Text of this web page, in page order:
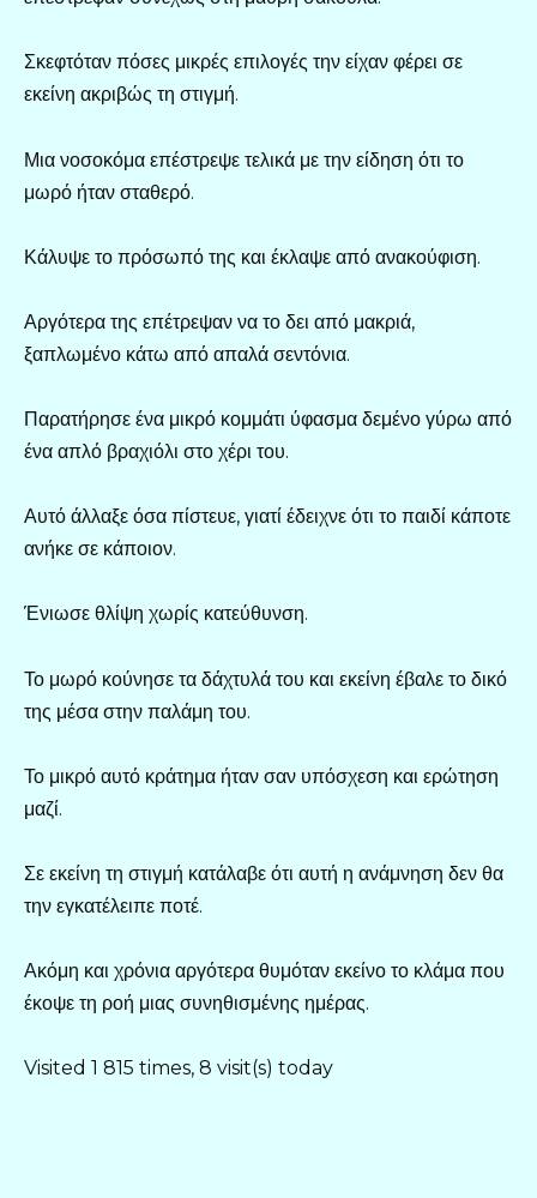
Σκεφτόταν πόσες μικρές επιλογές την είχαν φέρει σε
εκείνη ακριβώς τη στιγμή.
Μια νοσοκόμα επέστρεψε τελικά με την είδηση ότι το
μωρό ήταν σταθερό.
Κάλυψε το πρόσωπό της και έκλαψε από ανακούφιση.
Αργότερα της επέτρεψαν να το δει από μακριά,
ξαπλωμένο κάτω από απαλά σεντόνια.
Παρατήρησε ένα μικρό κομμάτι ύφασμα δεμένο γύρω από
ένα απλό βραχιόλι στο χέρι του.
Αυτό άλλαξε όσα πίστευε, γιατί έδειχνε ότι το παιδί κάποτε
ανήκε σε κάποιον.
Ένιωσε θλίψη χωρίς κατεύθυνση.
Το μωρό κούνησε τα δάχτυλά του και εκείνη έβαλε το δικό
της μέσα στην παλάμη του.
Το μικρό αυτό κράτημα ήταν σαν υπόσχεση και ερώτηση
μαζί.
Σε εκείνη τη στιγμή κατάλαβε ότι αυτή η ανάμνηση δεν θα
την εγκατέλειπε ποτέ.
Ακόμη και χρόνια αργότερα θυμόταν εκείνο το κλάμα που
έκοψε τη ροή μιας συνηθισμένης ημέρας.
Visited 1 815 times, 8 visit(s) today